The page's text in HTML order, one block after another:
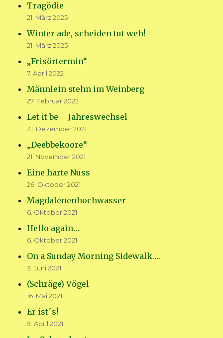
Tragödie
21. März 2025
Winter ade, scheiden tut weh!
21. März 2025
„Frisörtermin“
7. April 2022
Männlein stehn im Weinberg
27. Februar 2022
Let it be – Jahreswechsel
31. Dezember 2021
„Deebbekoore“
21. November 2021
Eine harte Nuss
26. Oktober 2021
Magdalenenhochwasser
6. Oktober 2021
Hello again…
6. Oktober 2021
On a Sunday Morning Sidewalk….
3. Juni 2021
(Schräge) Vögel
16. Mai 2021
Er ist´s!
9. April 2021